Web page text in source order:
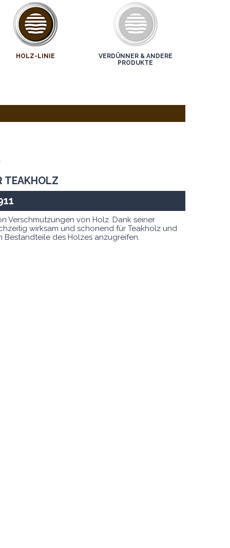
HOLZ-LINIE
VERDÜNNER & ANDERE
PRODUKTE
TEAKHOLZ
Verschmutzungen von Holz. Dank seiner
wirksam und schonend für Teakholz und
des Holzes anzugreifen.